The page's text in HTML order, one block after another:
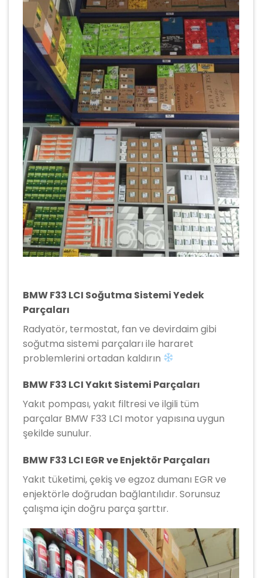
BMW F33 LCI Soğutma Sistemi Yedek
Parçaları
Radyatör, termostat, fan ve devirdaim gibi
soğutma sistemi parçaları ile hararet
problemlerini ortadan kaldırın
BMW F33 LCI Yakıt Sistemi Parçaları
Yakıt pompası, yakıt filtresi ve ilgili tüm
parçalar BMW F33 LCI motor yapısına uygun
şekilde sunulur.
BMW F33 LCI EGR ve Enjektör Parçaları
Yakıt tüketimi, çekiş ve egzoz dumanı EGR ve
enjektörle doğrudan bağlantılıdır. Sorunsuz
çalışma için doğru parça şarttır.